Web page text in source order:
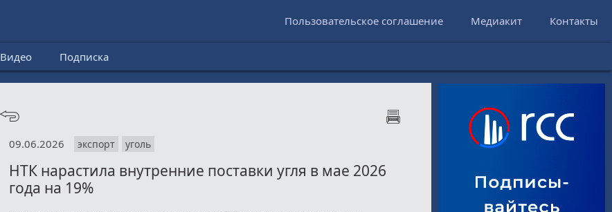
Пользовательское соглашение Медиакит Контакты
Видео Подписка
09.06.2026 экспорт уголь
НТК нарастила внутренние поставки угля в мае 2026
года на 19%